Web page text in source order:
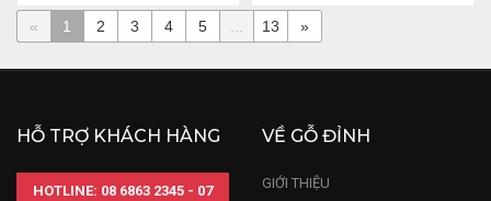
« 1 2 3 4 5 13 »
HỖ TRỢ KHÁCH HÀNG
HOTLINE: 08 6863 2345 - 07
VỀ GỖ ĐỈNH
GIỚI THIỆU